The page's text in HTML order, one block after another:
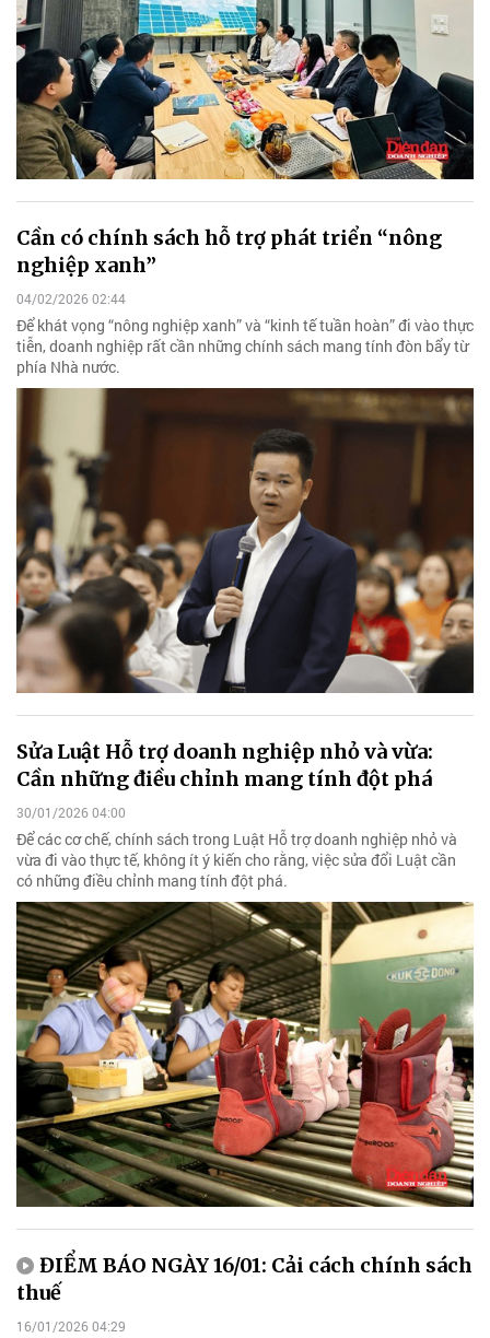
Cần có chính sách hỗ trợ phát triển “nông
nghiệp xanh”
04/02/2026 02:44
Để khát vọng “nông nghiệp xanh” và “kinh tế tuần hoàn” đi vào thực
tiễn, doanh nghiệp rất cần những chính sách mang tính đòn bẩy từ
phía Nhà nước.
Sửa Luật Hỗ trợ doanh nghiệp nhỏ và vừa:
Cần những điều chỉnh mang tính đột phá
30/01/2026 04:00
Để các cơ chế, chính sách trong Luật Hỗ trợ doanh nghiệp nhỏ và
vừa đi vào thực tế, không ít ý kiến cho rằng, việc sửa đổi Luật cần
có những điều chỉnh mang tính đột phá.
ĐIỂM BÁO NGÀY 16/01: Cải cách chính sách
thuế
16/01/2026 04:29